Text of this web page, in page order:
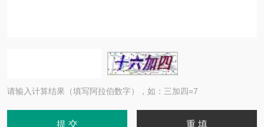
请输入计算结果（填写阿拉伯数字），如：三加四=7